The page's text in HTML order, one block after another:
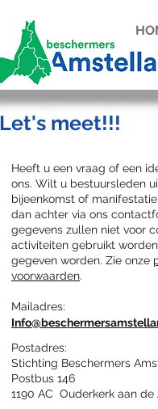
Let's meet!!!
Heeft u een vraag of een
ons. Wilt u bestuursleden
bijeenkomst of
dan achter via ons
gegevens zullen niet voor
activiteiten gebruikt
gegeven worden. Zie onze
voorwaarden.
Mailadres:
Postadres:
Stichting Beschermers
Postbus 146
1190 AC Ouderkerk aan de